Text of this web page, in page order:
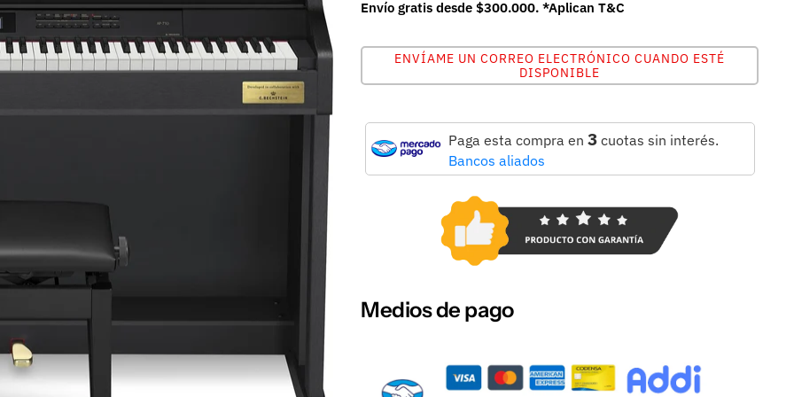
Envío gratis desde $300.000. *Aplican T&C
ENVÍAME UN CORREO ELECTRÓNICO CUANDO ESTÉ
DISPONIBLE
Paga esta compra en 3cuotas sin interés.
Bancos aliados
Medios de pago